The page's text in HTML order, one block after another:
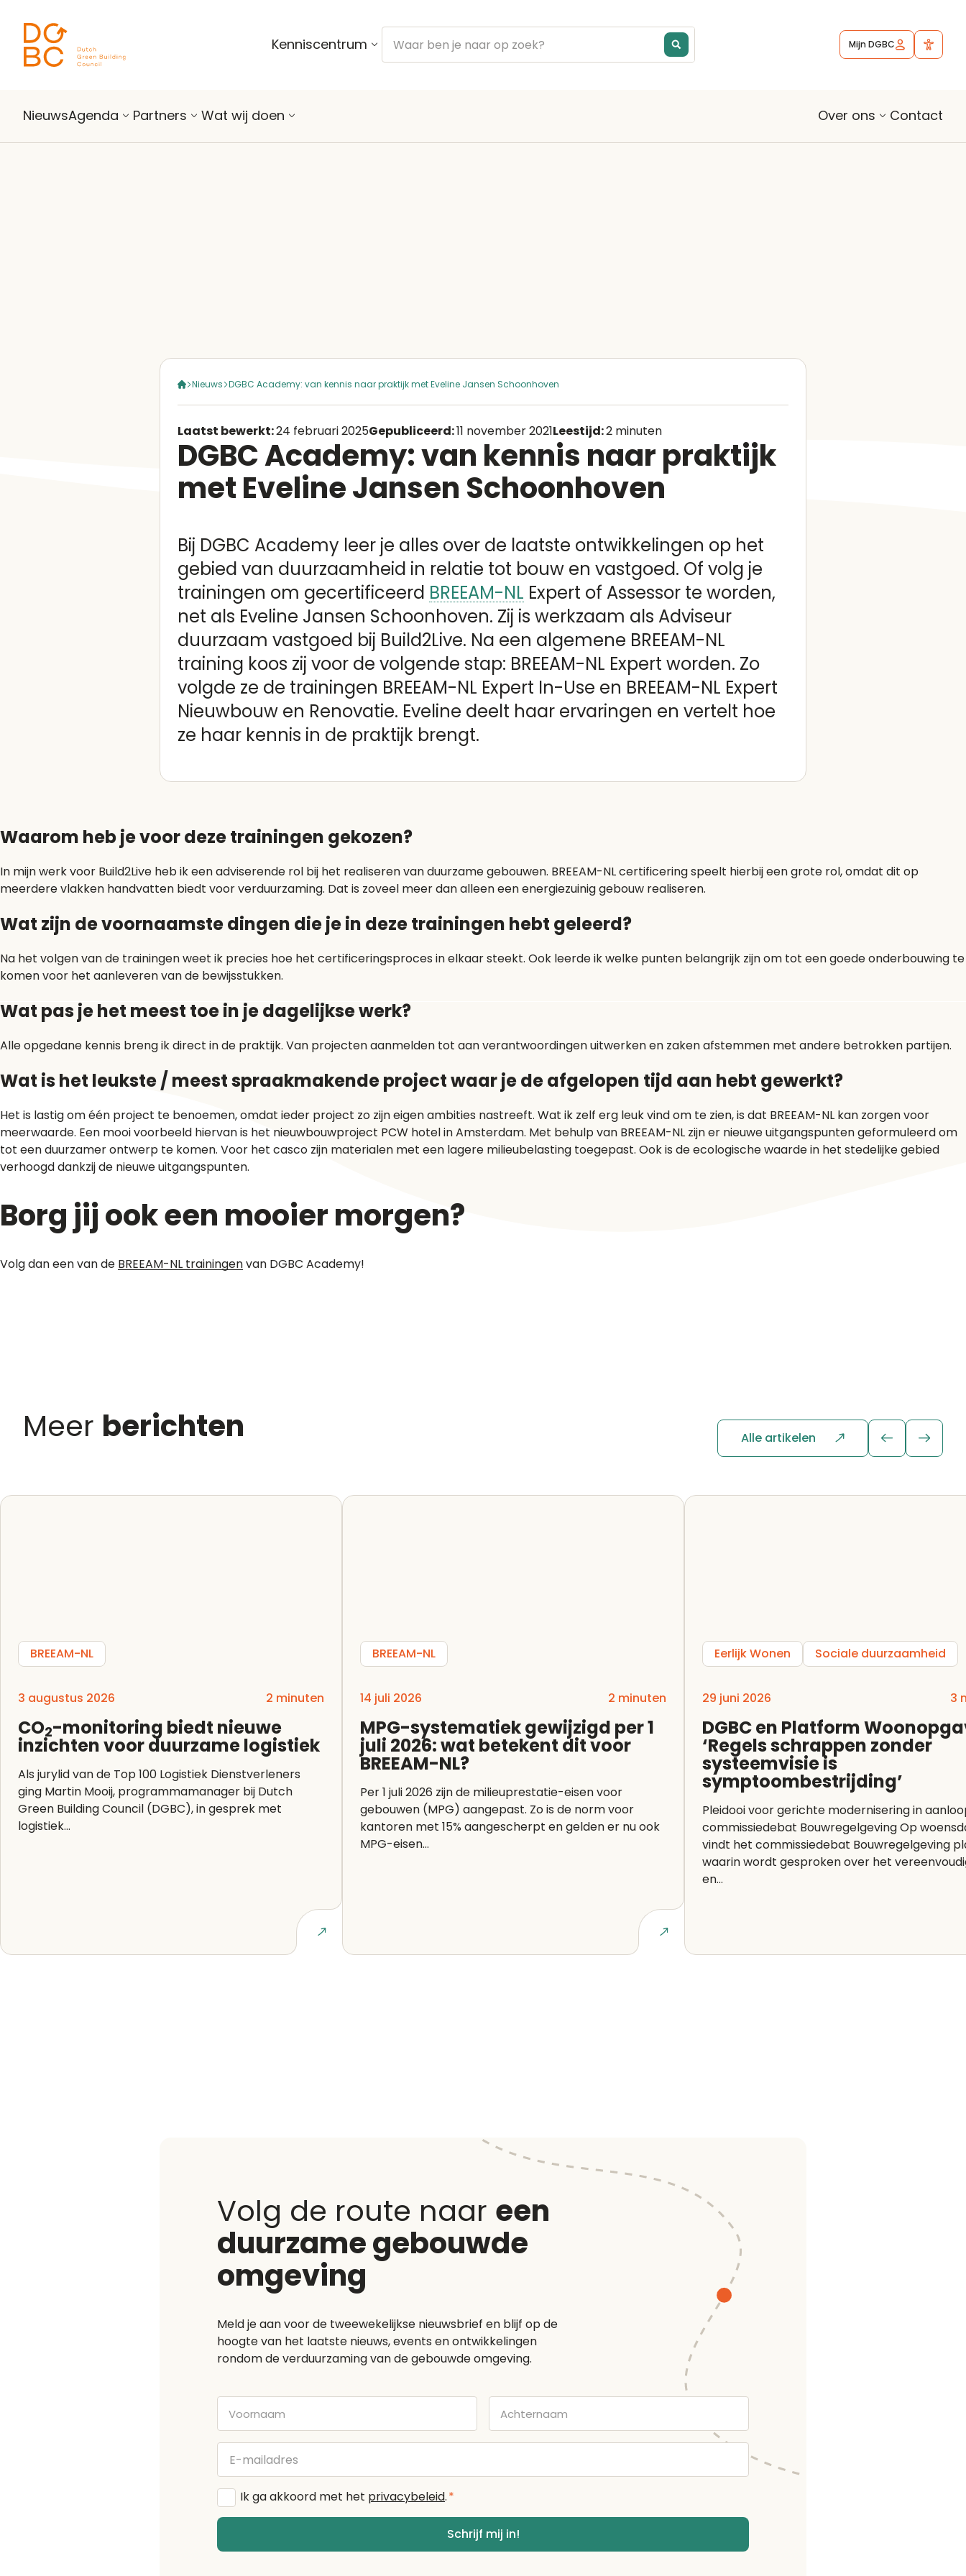
Kenniscentrum Mijn DGBC
NieuwsAgenda Partners Wat wij doen Over ons Contact
Nieuws DGBC Academy: van kennis naar praktijk met Eveline Jansen Schoonhoven
Laatst bewerkt:24 februari 2025Gepubliceerd:11 november 2021Leestijd:2 minuten
DGBC Academy: van kennis naar praktijk
met Eveline Jansen Schoonhoven
Bij DGBC Academy leer je alles over de laatste ontwikkelingen op het
gebied van duurzaamheid in relatie tot bouw en vastgoed. Of volg je
trainingen om gecertificeerd BREEAM-NL Expert of Assessor te worden,
net als Eveline Jansen Schoonhoven. Zij is werkzaam als Adviseur
duurzaam vastgoed bij Build2Live. Na een algemene BREEAM-NL
training koos zij voor de volgende stap: BREEAM-NL Expert worden. Zo
volgde ze de trainingen BREEAM-NL Expert In-Use en BREEAM-NL Expert
Nieuwbouw en Renovatie. Eveline deelt haar ervaringen en vertelt hoe
ze haar kennis in de praktijk brengt.
Waarom heb je voor deze trainingen gekozen?
In mijn werk voor Build2Live heb ik een adviserende rol bij het realiseren van duurzame gebouwen. BREEAM-NL certificering speelt hierbij een grote rol, omdat dit op
meerdere vlakken handvatten biedt voor verduurzaming. Dat is zoveel meer dan alleen een energiezuinig gebouw realiseren.
Wat zijn de voornaamste dingen die je in deze trainingen hebt geleerd?
Na het volgen van de trainingen weet ik precies hoe het certificeringsproces in elkaar steekt. Ook leerde ik welke punten belangrijk zijn om tot een goede onderbouwing te
komen voor het aanleveren van de bewijsstukken.
Wat pas je het meest toe in je dagelijkse werk?
Alle opgedane kennis breng ik direct in de praktijk. Van projecten aanmelden tot aan verantwoordingen uitwerken en zaken afstemmen met andere betrokken partijen.
Wat is het leukste / meest spraakmakende project waar je de afgelopen tijd aan hebt gewerkt?
Het is lastig om één project te benoemen, omdat ieder project zo zijn eigen ambities nastreeft. Wat ik zelf erg leuk vind om te zien, is dat BREEAM-NL kan zorgen voor
meerwaarde. Een mooi voorbeeld hiervan is het nieuwbouwproject PCW hotel in Amsterdam. Met behulp van BREEAM-NL zijn er nieuwe uitgangspunten geformuleerd om
tot een duurzamer ontwerp te komen. Voor het casco zijn materialen met een lagere milieubelasting toegepast. Ook is de ecologische waarde in het stedelijke gebied
verhoogd dankzij de nieuwe uitgangspunten.
Borg jij ook een mooier morgen?
Volg dan een van de BREEAM-NL trainingenvan DGBC Academy!
Meer berichten Alle artikelen
BREEAM-NL
3 augustus 2026 2 minuten
CO2-monitoring biedt nieuwe
inzichten voor duurzame logistiek
Als jurylid van de Top 100 Logistiek Dienstverleners
ging Martin Mooij, programmamanager bij Dutch
Green Building Council (DGBC), in gesprek met
logistiek...
Lees artikel
BREEAM-NL
14 juli 2026 2 minuten
MPG-systematiek gewijzigd per 1
juli 2026: wat betekent dit voor
BREEAM-NL?
Per 1 juli 2026 zijn de milieuprestatie-eisen voor
gebouwen (MPG) aangepast. Zo is de norm voor
kantoren met 15% aangescherpt en gelden er nu ook
MPG-eisen...
Lees artikel
Eerlijk Wonen Sociale duurzaamheid
29 juni 2026 3
DGBC en Platform
‘Regels schrappen zonder
systeemvisie is
symptoombestrijding’
Pleidooi voor gerichte modernisering in
commissiedebat Bouwregelgeving Op woensdag 1 juli
vindt het commissiedebat Bouwregelgeving
waarin wordt gesproken over het
en...
Volg de route naar een
duurzame gebouwde
omgeving
Meld je aan voor de tweewekelijkse nieuwsbrief en blijf op de
hoogte van het laatste nieuws, events en ontwikkelingen
rondom de verduurzaming van de gebouwde omgeving.
Voornaam Achternaam
E-
mailadres
Algemene
voorwaarden
Ik ga akkoord met het privacybeleid.*
Schrijf mij in!